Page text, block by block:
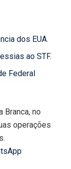
dos EUA.
ao STF.
Federal
Branca, no
operações